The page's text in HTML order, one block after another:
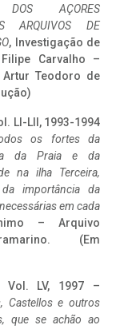
DOS AÇORES
ARQUIVOS DE
, Investigação de
Carvalho –
Teodoro de
LI-LII, 1993-1994
os fortes da
da Praia e da
na ilha Terceira,
importância da
em cada
– Arquivo
(Em
Vol. LV, 1997 –
Castellos e outros
que se achão ao